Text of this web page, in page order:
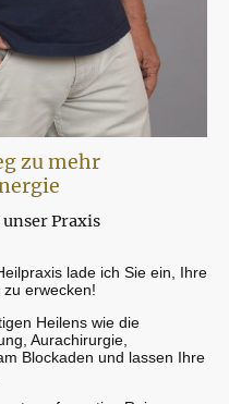
zu mehr
Praxis
lade ich Sie ein, Ihre
erwecken!
Heilens wie die
Aurachirurgie,
Blockaden und lassen Ihre